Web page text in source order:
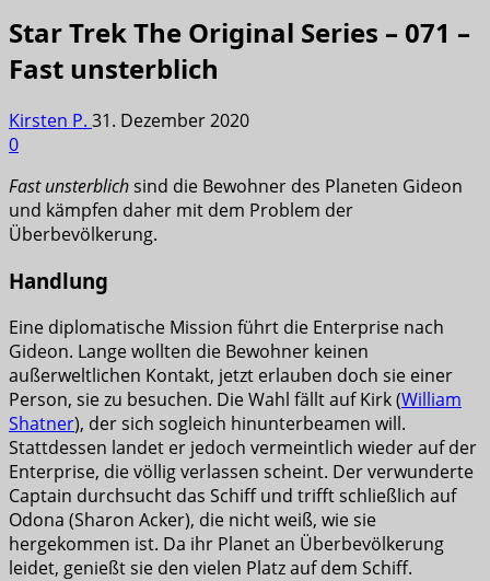
Star Trek The Original Series – 071 –
Fast unsterblich
Kirsten P. 31. Dezember 2020
0
Fast unsterblichsind die Bewohner des Planeten Gideon
und kämpfen daher mit dem Problem der
Überbevölkerung.
Handlung
Eine diplomatische Mission führt die Enterprise nach
Gideon. Lange wollten die Bewohner keinen
außerweltlichen Kontakt, jetzt erlauben doch sie einer
Person, sie zu besuchen. Die Wahl fällt auf Kirk (William
Shatner), der sich sogleich hinunterbeamen will.
Stattdessen landet er jedoch vermeintlich wieder auf der
Enterprise, die völlig verlassen scheint. Der verwunderte
Captain durchsucht das Schiff und trifft schließlich auf
Odona (Sharon Acker), die nicht weiß, wie sie
hergekommen ist. Da ihr Planet an Überbevölkerung
leidet, genießt sie den vielen Platz auf dem Schiff.